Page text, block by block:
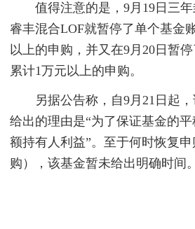
值得注意的是，9月19日三年
睿丰混合LOF就暂停了单个基金
以上的申购，并又在9月20日暂
累计1万元以上的申购。
另据公告称，自9月21日起，
给出的理由是“为了保证基金的
额持有人利益”。至于何时恢复
购），该基金暂未给出明确时间。